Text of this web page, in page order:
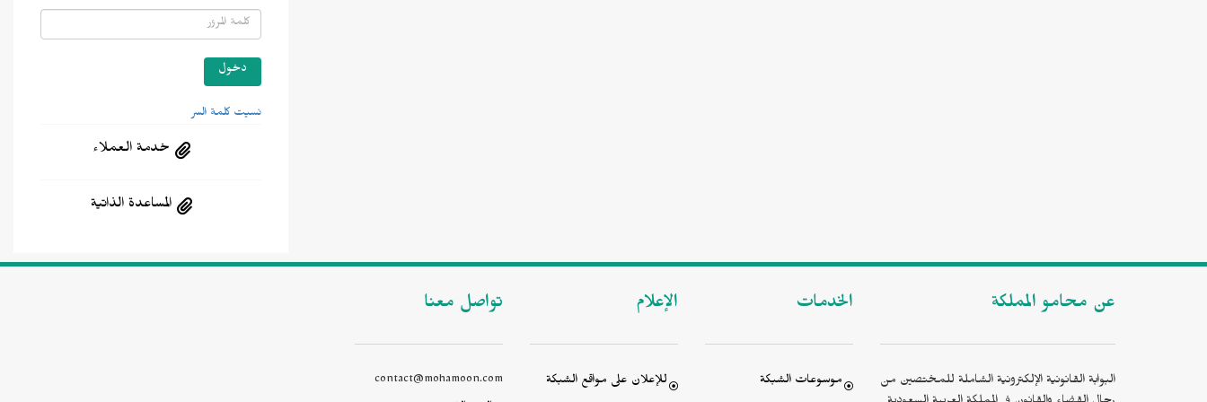
نسيت كلمة السر
خدمة العملاء
المساعدة الذاتية
عن محامو المملكة
البوابة القانونية الإلكترونية الشاملة للمختصين من
الخدمات
موسوعات الشبكة
الإعلام
للإعلان على مواقع الشبكة
تواصل معنا
contact@mohamoon.com